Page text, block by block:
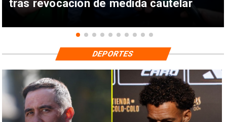
tras revocación de medida cautelar
DEPORTES